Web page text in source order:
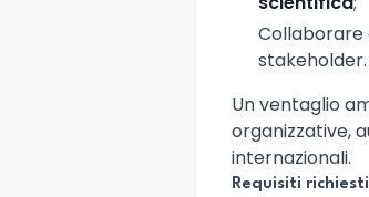
Collaborare
stakeholder.
Un ventaglio
organizzative,
internazionali.
Requisiti